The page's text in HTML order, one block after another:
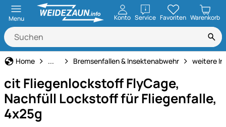
Menu Konto ServiceöffnenFavoriten Warenkorb
Home Tiervertreiber
... Bremsenfallen & Insektenabwehr weitere
cit Fliegenlockstoff FlyCage,
Nachfüll Lockstoff für Fliegenfalle,
4x25g